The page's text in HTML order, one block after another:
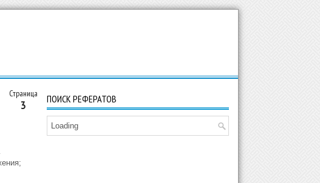
Страница
3 ПОИСК РЕФЕРАТОВ
Loading